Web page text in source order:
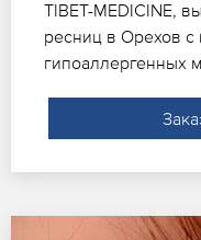
TIBET-MEDICINE,
ресниц в Орехов с
гипоаллергенных